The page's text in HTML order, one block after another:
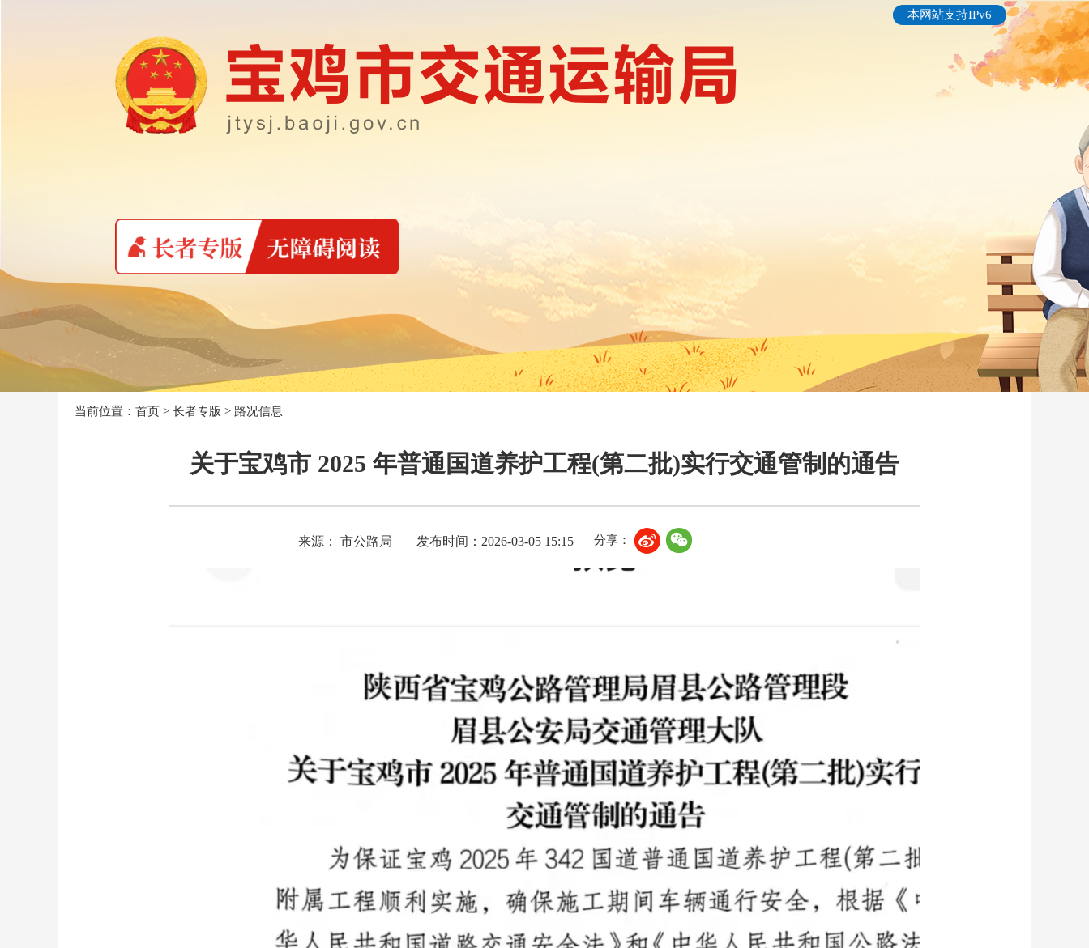
本网站支持IPv6
当前位置： 首页 > 长者专版 > 路况信息
关于宝鸡市 2025 年普通国道养护工程(第二批)实行交通管制的通告
来源： 市公路局 发布时间：2026-03-05 15:15 分享：